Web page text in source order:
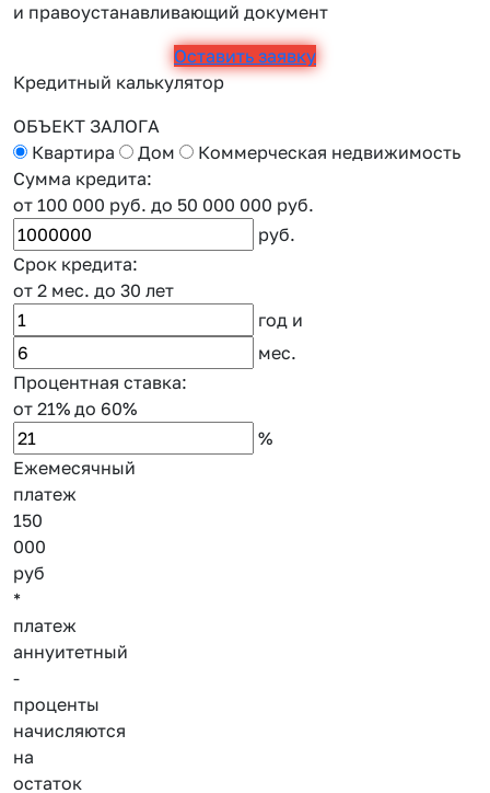
и правоустанавливающий документ
Оставить заявку
Кредитный калькулятор
ОБЪЕКТ ЗАЛОГА
Квартира
Дом
Коммерческая недвижимость
Сумма кредита:
от 100 000 руб. до 50 000 000 руб.
руб.
Срок кредита:
от 2 мес. до 30 лет
год и
мес.
Процентная ставка:
от 21% до 60%
%
Ежемесячный
платеж
150
000
руб
*
платеж
аннуитетный
-
проценты
начисляются
на
остаток